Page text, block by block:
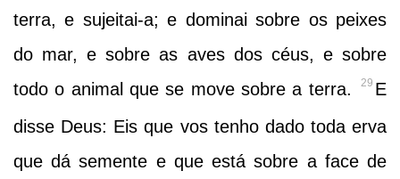
terra, e sujeitai-a; e dominai sobre os peixes
do mar, e sobre as aves dos céus, e sobre
todo o animal que se move sobre a terra.
29 E
disse Deus: Eis que vos tenho dado toda erva
que dá semente e que está sobre a face de